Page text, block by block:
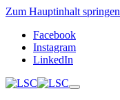
Zum Hauptinhalt springen
Facebook
Instagram
LinkedIn